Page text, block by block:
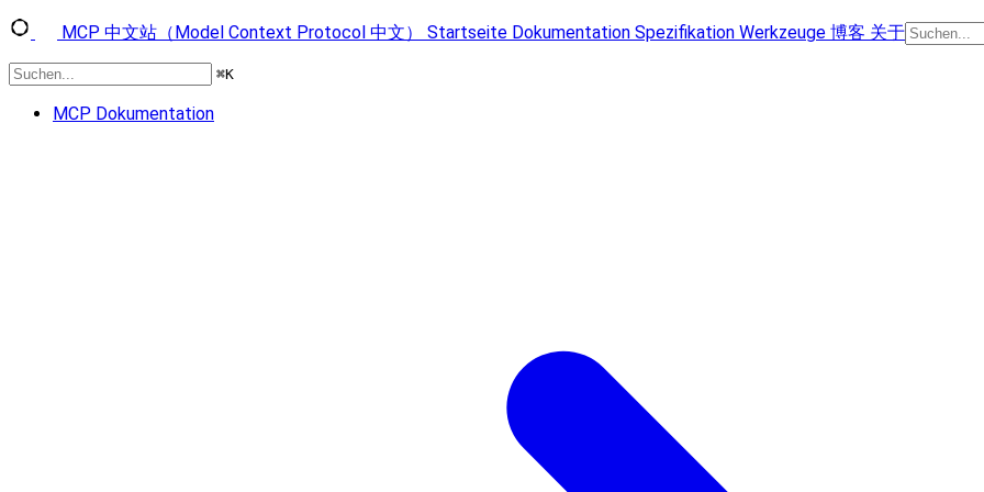
MCP 中文站（Model Context Protocol 中文） Startseite Dokumentation Spezifikation Werkzeuge 博客 关于
⌘K
MCP Dokumentation